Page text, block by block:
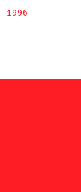
1996